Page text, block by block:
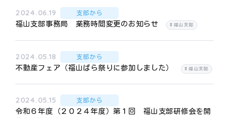
2024.06.19 支部から
福山支部事務局 業務時間変更のお知らせ 福山支部
2024.05.18 支部から
不動産フェア（福山ばら祭りに参加しました） 福山支部
2024.05.15 支部から
令和６年度（２０２４年度）第１回 福山支部研修会を開